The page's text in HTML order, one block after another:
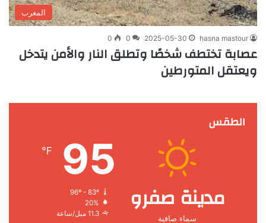
المغرب
hasna mastour
2025-05-30
0
0
عصابة تختطف شخصًا وتطلق النار والأمن يتدخل
ويعتقل المتورطين
الطقس
مدينة صفرو
سماء صافية
95
℉
96º - 83º
20%
11.3 ميل/ساعة